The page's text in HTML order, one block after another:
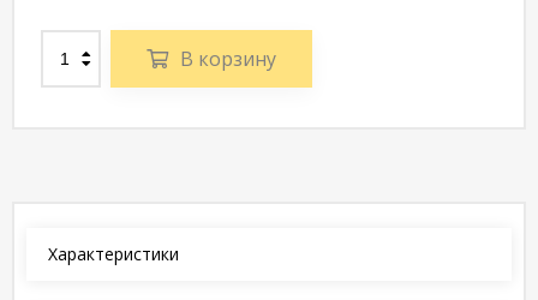
В корзину
Характеристики